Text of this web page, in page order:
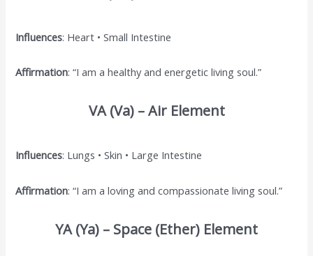
Influences: Heart • Small Intestine
Affirmation: “I am a healthy and energetic living soul.”
VA (Va) – Air Element
Influences: Lungs • Skin • Large Intestine
Affirmation: “I am a loving and compassionate living soul.”
YA (Ya) – Space (Ether) Element